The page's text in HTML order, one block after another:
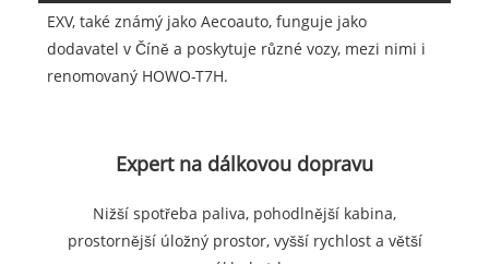
EXV, také známý jako Aecoauto, funguje jako
dodavatel v Číně a poskytuje různé vozy, mezi nimi i
renomovaný HOWO-T7H.
Expert na dálkovou dopravu
Nižší spotřeba paliva, pohodlnější kabina,
prostornější úložný prostor, vyšší rychlost a větší